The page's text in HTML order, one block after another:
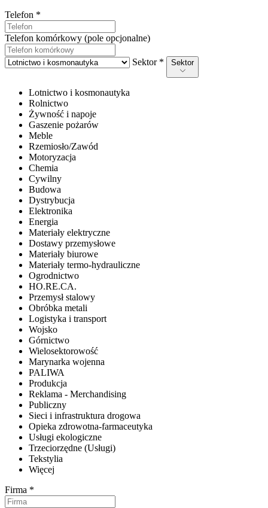
Telefon *
Telefon komórkowy (pole opcjonalne)
Sektor * Sektor
Lotnictwo i kosmonautyka
Rolnictwo
Żywność i napoje
Gaszenie pożarów
Meble
Rzemiosło/Zawód
Motoryzacja
Chemia
Cywilny
Budowa
Dystrybucja
Elektronika
Energia
Materiały elektryczne
Dostawy przemysłowe
Materiały biurowe
Materiały termo-hydrauliczne
Ogrodnictwo
HO.RE.CA.
Przemysł stalowy
Obróbka metali
Logistyka i transport
Wojsko
Górnictwo
Wielosektorowość
Marynarka wojenna
PALIWA
Produkcja
Reklama - Merchandising
Publiczny
Sieci i infrastruktura drogowa
Opieka zdrowotna-farmaceutyka
Usługi ekologiczne
Trzeciorzędne (Usługi)
Tekstylia
Więcej
Firma *